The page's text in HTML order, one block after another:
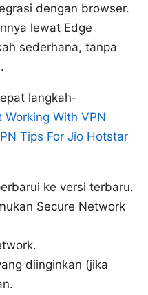
dengan browser.
lewat Edge
sederhana, tanpa
langkah-
With VPN
Tips For Jio Hotstar
ke versi terbaru.
Secure Network
diinginkan (jika